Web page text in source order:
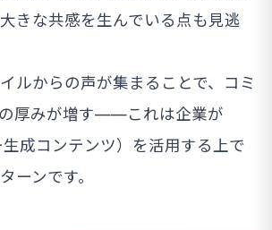
きな共感を生んでいる点も見逃
ルからの声が集まることで、コミ
厚みが増す——これは企業が
成コンテンツ）を活用する上で
ーンです。